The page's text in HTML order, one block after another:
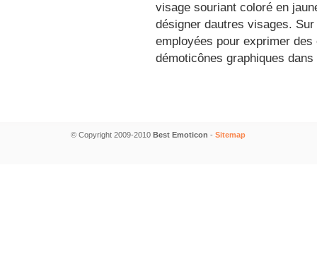
visage souriant coloré en
désigner dautres visages.
employées pour exprimer
démoticônes graphiques
© Copyright 2009-2010 Best Emoticon - Sitemap